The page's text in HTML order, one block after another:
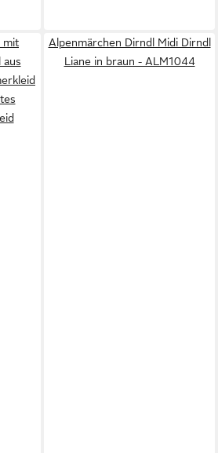
mit
aus
Alpenmärchen Dirndl Midi Dirndl
Liane in braun - ALM1044